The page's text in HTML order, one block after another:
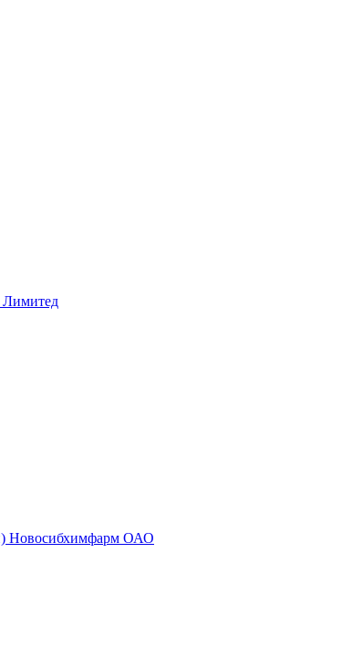
Лимитед
Новосибхимфарм ОАО